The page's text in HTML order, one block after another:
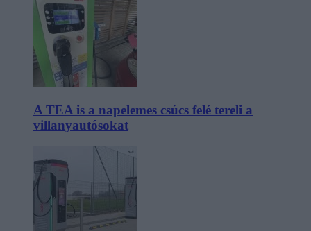
A TEA is a napelemes csúcs felé tereli a
villanyautósokat